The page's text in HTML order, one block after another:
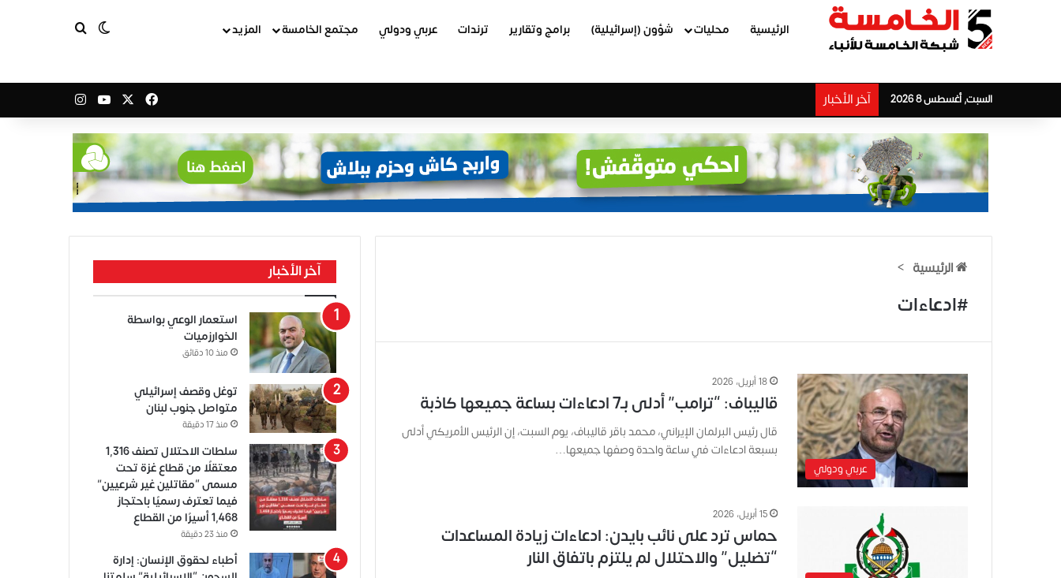
الرئيسية محليات شؤون (إسرائيلية) برامج وتقارير ترندات عربي ودولي مجتمع الخامسة المزيد الوضع المظلم
السبت, أغسطس 8 2026 آخر الأخبار فيسبوك ‫YouTube
الرئيسية >
#ادعاءات
عربي ودولي
18 أبريل، 2026
قاليباف: “ترامب” أدلى بـ7 ادعاءات بساعة جميعها كاذبة
قال رئيس البرلمان الإيراني، محمد باقر قاليباف، يوم السبت، إن الرئيس الأمريكي أدلى
بسبعة ادعاءات في ساعة واحدة وصفها جميعها…
15 أبريل، 2026
حماس ترد على نائب بايدن: ادعاءات زيادة المساعدات
“تضليل” والاحتلال لم يلتزم باتفاق النار
آخر الأخبار
استعمار الوعي بواسطة
الخوارزميات
منذ 10 دقائق
توغل وقصف إسرائيلي
متواصل جنوب لبنان
منذ 17 دقيقة
سلطات الاحتلال تصنف 1,316
معتقلًا من قطاع غزة تحت
مسمى “مقاتلين غير شرعيين”
فيما تعترف رسميًا باحتجاز
1,468 أسيرًا من القطاع
منذ 23 دقيقة
أطباء لحقوق الإنسان: إدارة